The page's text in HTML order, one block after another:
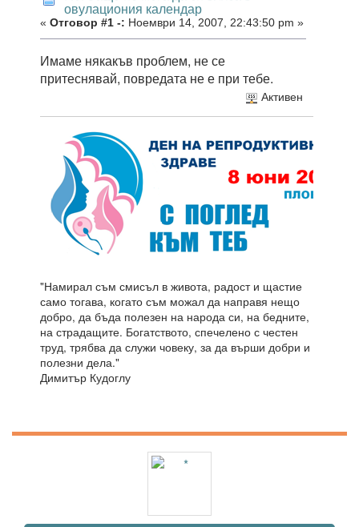
овулациония календар
« Отговор #1 -: Ноември 14, 2007, 22:43:50 pm »
Имаме някакъв проблем, не се
притеснявай, повредата не е при тебе.
Активен
"Намирал съм смисъл в живота, радост и щастие
само тогава, когато съм можал да направя нещо
добро, да бъда полезен на народа си, на бедните,
на страдащите. Богатството, спечелено с честен
труд, трябва да служи човеку, за да върши добри и
полезни дела."
Димитър Кудоглу